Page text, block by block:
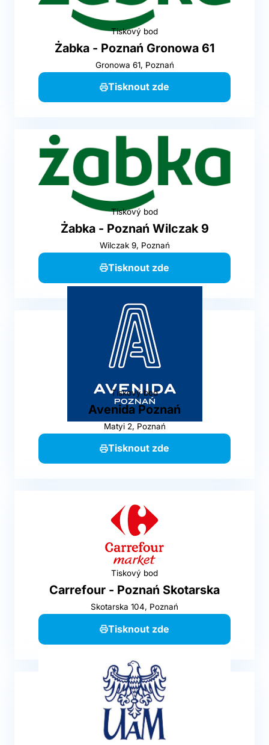
Tiskový bod
Żabka - Poznań Gronowa 61
Gronowa 61, Poznań
Tisknout zde
Tiskový bod
Żabka - Poznań Wilczak 9
Wilczak 9, Poznań
Tisknout zde
Tiskový bod
Avenida Poznań
Matyi 2, Poznań
Tisknout zde
Tiskový bod
Carrefour - Poznań Skotarska
Skotarska 104, Poznań
Tisknout zde